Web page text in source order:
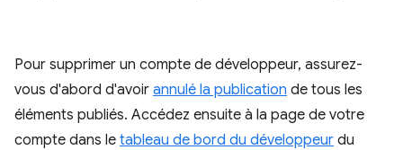
Pour supprimer un compte de développeur, assurez-
vous d'abord d'avoir annulé la publication de tous les
éléments publiés. Accédez ensuite à la page de votre
compte dans le tableau de bord du développeur du